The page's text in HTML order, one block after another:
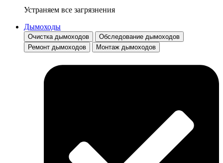
Устраняем все загрязнения
Дымоходы
Очистка дымоходов
Обследование дымоходов
Ремонт дымоходов
Монтаж дымоходов